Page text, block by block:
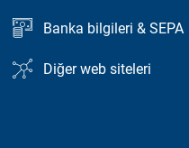
Banka bilgileri & SEPA
Diğer web siteleri